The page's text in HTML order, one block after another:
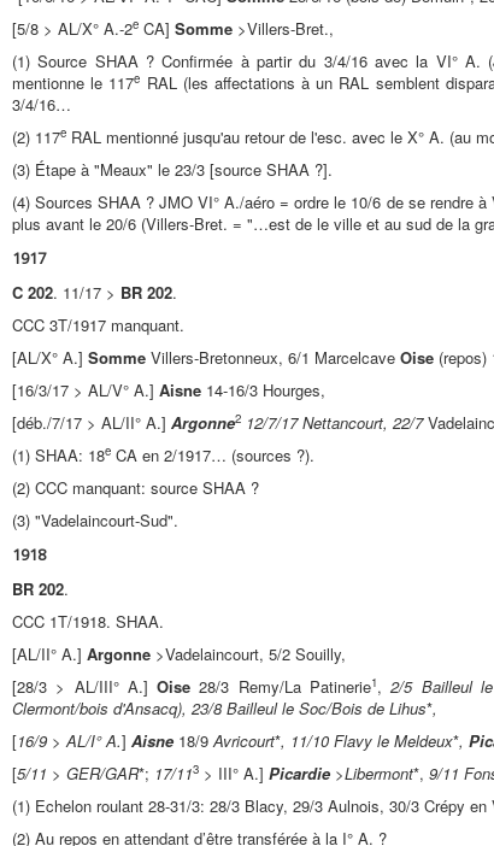
[5/8 > AL/X° A.-2e CA] Somme >Villers-Bret.,
(1) Source SHAA ? Confirmée à partir du 3/4/16 avec la VI° A.
mentionne le 117e RAL (les affectations à un RAL semblent
3/4/16…
(2) 117e RAL mentionné jusqu'au retour de l'esc. avec le X° A. (au
(3) Étape à "Meaux" le 23/3 [source SHAA ?].
(4) Sources SHAA ? JMO VI° A./aéro = ordre le 10/6 de se rendre
plus avant le 20/6 (Villers-Bret. = "…est de le ville et au sud de la
1917
C 202. 11/17 > BR 202.
CCC 3T/1917 manquant.
[AL/X° A.] Somme Villers-Bretonneux, 6/1 Marcelcave Oise (repos)
[16/3/17 > AL/V° A.] Aisne 14-16/3 Hourges,
[déb./7/17 > AL/II° A.] Argonne2 12/7/17 Nettancourt, 22/7
(1) SHAA: 18e CA en 2/1917… (sources ?).
(2) CCC manquant: source SHAA ?
(3) "Vadelaincourt-Sud".
1918
BR 202.
CCC 1T/1918. SHAA.
[AL/II° A.] Argonne >Vadelaincourt, 5/2 Souilly,
[28/3 > AL/III° A.]Oise 28/3 Remy/La Patinerie1,2/5 Bailleul
Clermont/bois d'Ansacq), 23/8 Bailleul le Soc/Bois de Lihus*,
[16/9 > AL/I° A.] Aisne 18/9Avricourt*, 11/10 Flavy le Meldeux*,
[5/11 > GER/GAR*; 17/113 > III° A.] Picardie >Libermont*, 9/11
(1) Echelon roulant 28-31/3: 28/3 Blacy, 29/3 Aulnois, 30/3 Crépy en
(2) Au repos en attendant d’être transférée à la I° A. ?